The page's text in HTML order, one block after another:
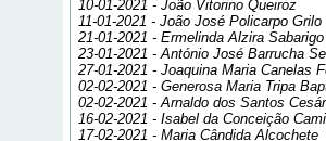
10-01-2021 - João Vitorino Queiroz
11-01-2021 - João José Policarpo Grilo
21-01-2021 - Ermelinda Alzira
23-01-2021 - António José Barrucha
27-01-2021 - Joaquina Maria Canelas
02-02-2021 - Generosa Maria Tripa
02-02-2021 - Arnaldo dos Santos
16-02-2021 - Isabel da Conceição
17-02-2021 - Maria Cândida Alcochete